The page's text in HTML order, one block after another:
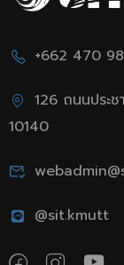
+662 470
126 ถนนประ
10140
@sit.kmutt